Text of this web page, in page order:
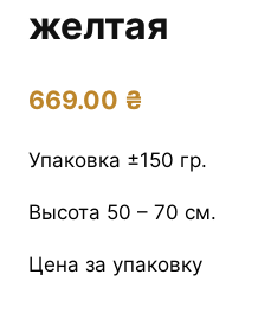
желтая
669.00 ₴
Упаковка ±150 гр.
Высота 50 – 70 см.
Цена за упаковку